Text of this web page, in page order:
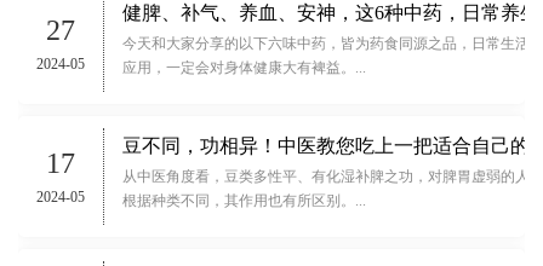
27
2024-05
健脾、补气、养血、安神，这6种中药，日常养
今天和大家分享的以下六味中药，皆为药食同源之品，日常生活
应用，一定会对身体健康大有裨益。...
17
2024-05
豆不同，功相异！中医教您吃上一把适合自己的“
从中医角度看，豆类多性平、有化湿补脾之功，对脾胃虚弱的人
根据种类不同，其作用也有所区别。...